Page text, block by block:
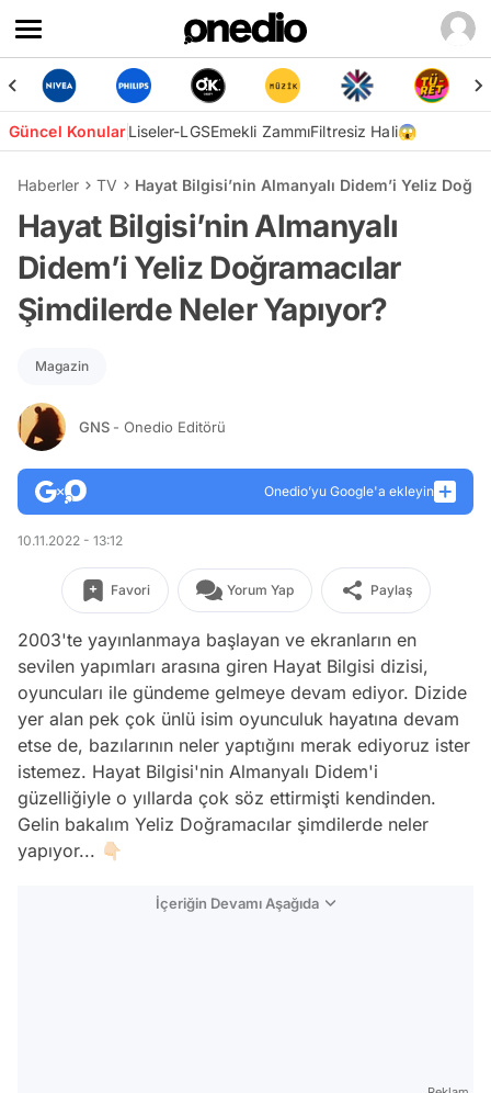
Güncel KonularLiseler-LGSEmekli ZammıFiltresiz Hali😱
Haberler TV Hayat Bilgisi’nin Almanyalı Didem’i Yeliz
Hayat Bilgisi’nin Almanyalı
Didem’i Yeliz Doğramacılar
Şimdilerde Neler Yapıyor?
Magazin
GNS - Onedio Editörü
Onedio’yu Google'a ekleyin
10.11.2022 - 13:12
Favori Yorum Yap Paylaş
2003'te yayınlanmaya başlayan ve ekranların en
sevilen yapımları arasına giren Hayat Bilgisi dizisi,
oyuncuları ile gündeme gelmeye devam ediyor. Dizide
yer alan pek çok ünlü isim oyunculuk hayatına devam
etse de, bazılarının neler yaptığını merak ediyoruz ister
istemez. Hayat Bilgisi'nin Almanyalı Didem'i
güzelliğiyle o yıllarda çok söz ettirmişti kendinden.
Gelin bakalım Yeliz Doğramacılar şimdilerde neler
yapıyor... 👇🏻
İçeriğin Devamı Aşağıda